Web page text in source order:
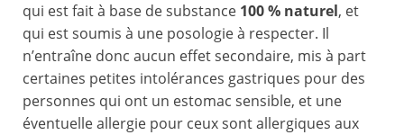
qui est fait à base de substance 100 % naturel, et
qui est soumis à une posologie à respecter. Il
n’entraîne donc aucun effet secondaire, mis à part
certaines petites intolérances gastriques pour des
personnes qui ont un estomac sensible, et une
éventuelle allergie pour ceux sont allergiques aux